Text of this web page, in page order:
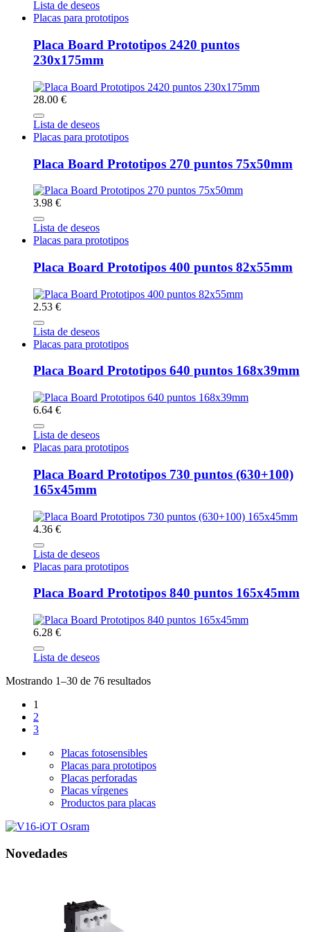
Lista de deseos
Placas para prototipos
Placa Board Prototipos 2420 puntos
230x175mm
28.00 €
Lista de deseos
Placas para prototipos
Placa Board Prototipos 270 puntos 75x50mm
3.98 €
Lista de deseos
Placas para prototipos
Placa Board Prototipos 400 puntos 82x55mm
2.53 €
Lista de deseos
Placas para prototipos
Placa Board Prototipos 640 puntos 168x39mm
6.64 €
Lista de deseos
Placas para prototipos
Placa Board Prototipos 730 puntos (630+100)
165x45mm
4.36 €
Lista de deseos
Placas para prototipos
Placa Board Prototipos 840 puntos 165x45mm
6.28 €
Lista de deseos
Mostrando 1–30 de 76 resultados
1
2
3
Placas fotosensibles
Placas para prototipos
Placas perforadas
Placas vírgenes
Productos para placas
Novedades